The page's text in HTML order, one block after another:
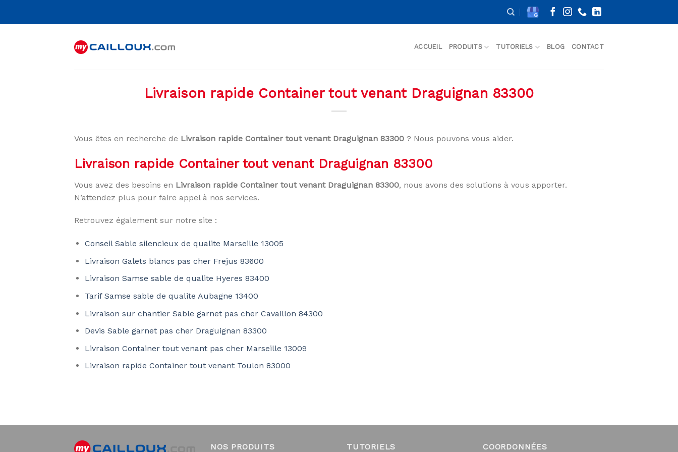
ACCUEIL PRODUITS TUTORIELS BLOG CONTACT
Livraison rapide Container tout venant Draguignan 83300
Vous êtes en recherche de Livraison rapide Container tout venant Draguignan 83300 ? Nous pouvons vous aider.
Livraison rapide Container tout venant Draguignan 83300
Vous avez des besoins en Livraison rapide Container tout venant Draguignan 83300, nous avons des solutions à vous apporter.
N’attendez plus pour faire appel à nos services.
Retrouvez également sur notre site :
Conseil Sable silencieux de qualite Marseille 13005
Livraison Galets blancs pas cher Frejus 83600
Livraison Samse sable de qualite Hyeres 83400
Tarif Samse sable de qualite Aubagne 13400
Livraison sur chantier Sable garnet pas cher Cavaillon 84300
Devis Sable garnet pas cher Draguignan 83300
Livraison Container tout venant pas cher Marseille 13009
Livraison rapide Container tout venant Toulon 83000
NOS PRODUITS TUTORIELS COORDONNÉES